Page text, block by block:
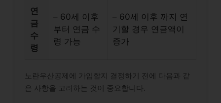
연
금
수
령
– 60세 이후
부터 연금 수
령 가능
– 60세 이후 까지 연
기할 경우 연금액이
증가
노란우산공제에 가입할지 결정하기 전에 다음과 같
은 사항을 고려하는 것이 중요합니다.